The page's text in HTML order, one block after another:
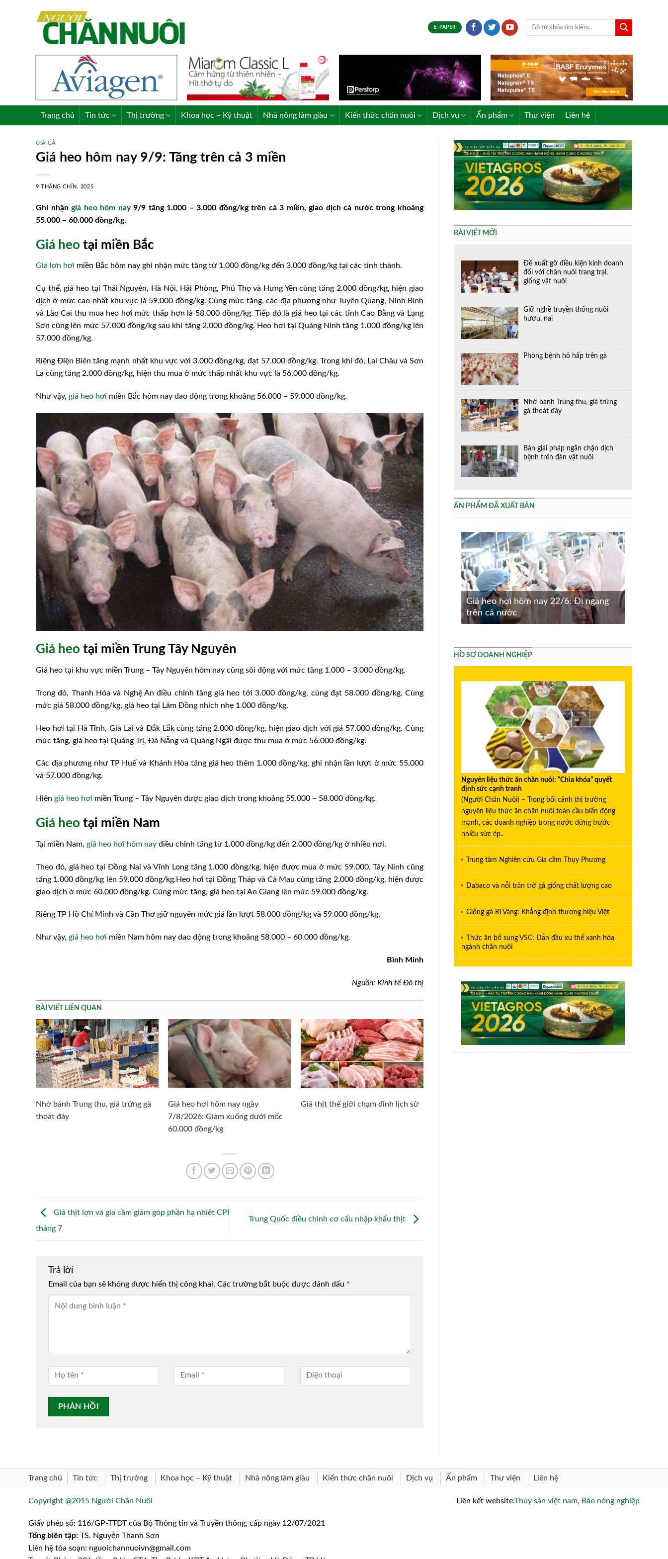
E-PAPER
Trang chủ Tin tức Thị trường Khoa học – Kỹ thuật Nhà nông làm giàu Kiến thức chăn nuôi Dịch vụ Ấn phẩm Thư viện Liên hệ
GIÁ CẢ
Giá heo hôm nay 9/9: Tăng trên cả 3 miền
9 THÁNG CHÍN, 2025
Ghi nhậngiá heo hôm nay9/9 tăng 1.000 – 3.000 đồng/kg trên cả 3 miền, giao dịch cả nước trong khoảng
55.000 – 60.000 đồng/kg.
Giá heo tại miền Bắc
Giá lợn hơi miền Bắc hôm nay ghi nhận mức tăng từ 1.000 đồng/kg đến 3.000 đồng/kg tại các tỉnh thành.
Cụ thể, giá heo tại Thái Nguyên, Hà Nội, Hải Phòng, Phú Thọ và Hưng Yên cùng tăng 2.000 đồng/kg, hiện giao
dịch ở mức cao nhất khu vực là 59.000 đồng/kg. Cùng mức tăng, các địa phương như Tuyên Quang, Ninh Bình
và Lào Cai thu mua heo hơi mức thấp hơn là 58.000 đồng/kg. Tiếp đó là giá heo tại các tỉnh Cao Bằng và Lạng
Sơn cũng lên mức 57.000 đồng/kg sau khi tăng 2.000 đồng/kg. Heo hơi tại Quảng Ninh tăng 1.000 đồng/kg lên
57.000 đồng/kg.
Riêng Điện Biên tăng mạnh nhất khu vực với 3.000 đồng/kg, đạt 57.000 đồng/kg. Trong khi đó, Lai Châu và Sơn
La cùng tăng 2.000 đồng/kg, hiện thu mua ở mức thấp nhất khu vực là 56.000 đồng/kg.
Như vậy, giá heo hơi miền Bắc hôm nay dao động trong khoảng 56.000 – 59.000 đồng/kg.
Giá heo tại miền Trung Tây Nguyên
Giá heo tại khu vực miền Trung – Tây Nguyên hôm nay cũng sôi động với mức tăng 1.000 – 3.000 đồng/kg.
Trong đó, Thanh Hóa và Nghệ An điều chỉnh tăng giá heo tới 3.000 đồng/kg, cùng đạt 58.000 đồng/kg. Cùng
mức giá 58.000 đồng/kg, giá heo tại Lâm Đồng nhích nhẹ 1.000 đồng/kg.
Heo hơi tại Hà Tĩnh, Gia Lai và Đắk Lắk cùng tăng 2.000 đồng/kg, hiện giao dịch với giá 57.000 đồng/kg. Cùng
mức tăng, giá heo tại Quảng Trị, Đà Nẵng và Quảng Ngãi được thu mua ở mức 56.000 đồng/kg.
Các địa phương như TP Huế và Khánh Hòa tăng giá heo thêm 1.000 đồng/kg, ghi nhận lần lượt ở mức 55.000
và 57.000 đồng/kg.
Hiện giá heo hơi miền Trung – Tây Nguyên được giao dịch trong khoảng 55.000 – 58.000 đồng/kg.
Giá heo tại miền Nam
Tại miền Nam, giá heo hơi hôm nay điều chỉnh tăng từ 1.000 đồng/kg đến 2.000 đồng/kg ở nhiều nơi.
Theo đó, giá heo tại Đồng Nai và Vĩnh Long tăng 1.000 đồng/kg, hiện được mua ở mức 59.000. Tây Ninh cũng
tăng 1.000 đồng/kg lên 59.000 đồng/kg.Heo hơi tại Đồng Tháp và Cà Mau cùng tăng 2.000 đồng/kg, hiện được
giao dịch ở mức 60.000 đồng/kg. Cùng mức tăng, giá heo tại An Giang lên mức 59.000 đồng/kg.
Riêng TP Hồ Chí Minh và Cần Thơ giữ nguyên mức giá lần lượt 58.000 đồng/kg và 59.000 đồng/kg.
Như vậy, giá heo hơi miền Nam hôm nay dao động trong khoảng 58.000 – 60.000 đồng/kg.
Bình Minh
Nguồn: Kinh tế Đô thị
BÀI VIẾT LIÊN QUAN
Nhờ bánh Trung thu, giá trứng gà
thoát đáy
Giá heo hơi hôm nay ngày
7/8/2026: Giảm xuống dưới mốc
60.000 đồng/kg
Giá thịt thế giới chạm đỉnh lịch sử
Giá thịt lợn và gia cầm giảm góp phần hạ nhiệt CPI
tháng 7
Trung Quốc điều chỉnh cơ cấu nhập khẩu thịt
Trả lời
Email của bạn sẽ không được hiển thị công khai. Các trường bắt buộc được đánh dấu *
Alternative:
BÀI VIẾT MỚI
Đề xuất gỡ điều kiện kinh doanh
đối với chăn nuôi trang trại,
giống vật nuôi
Giữ nghề truyền thống nuôi
hươu, nai
Phòng bệnh hô hấp trên gà
Nhờ bánh Trung thu, giá trứng
gà thoát đáy
Bàn giải pháp ngăn chặn dịch
bệnh trên đàn vật nuôi
ẤN PHẨM ĐÃ XUẤT BẢN
Giá heo hơi hôm nay 22/6: Đi ngang
trên cả nước
chớp thời cơ bứt
Bổ sung thảo dược trong chăn nuôi gà
cho hiệu quả kinh tế cao
Giá heo hơi xuất chuồng tại các thị
trường lớn trên thế giới ngày
23/05/2024
HỒ SƠ DOANH NGHIỆP
Nguyên liệu thức ăn chăn nuôi: “Chìa khóa” quyết
định sức cạnh tranh
(Người Chăn Nuôi) – Trong bối cảnh thị trường
nguyên liệu thức ăn chăn nuôi toàn cầu biến động
mạnh, các doanh nghiệp trong nước đứng trước
nhiều sức ép..
Trung tâm Nghiên cứu Gia cầm Thụy Phương
Dabaco và nỗi trăn trở gà giống chất lượng cao
Giống gà Ri Vàng: Khẳng định thương hiệu Việt
Thức ăn bổ sung VSC: Dẫn đầu xu thế xanh hóa
ngành chăn nuôi
Trang chủ Tin tức Thị trường Khoa học – Kỹ thuật Nhà nông làm giàu Kiến thức chăn nuôi Dịch vụ Ấn phẩm Thư viện Liên hệ
Copyright @2015 Người Chăn Nuôi
Giấy phép số: 116/GP-TTĐT của Bộ Thông tin và Truyền thông, cấp ngày 12/07/2021
Tổng biên tập: TS. Nguyễn Thanh Sơn
Liên hệ tòa soạn: nguoichannuoivn@gmail.com
Liên kết website:Thủy sản việt nam, Báo nông nghiệp